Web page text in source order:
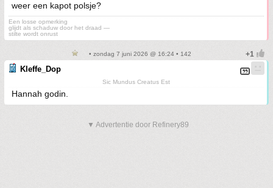
weer een kapot polsje?
Een losse opmerking
glijdt als schaduw door het draad —
stilte wordt onrust
• zondag 7 juni 2026 @ 16:24 • 142
Kleffe_Dop
Sic Mundus Creatus Est
Hannah godin.
▼ Advertentie door Refinery89